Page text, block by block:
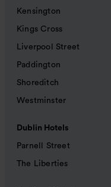
Kensington
Kings Cross
Liverpool Street
Paddington
Shoreditch
Westminster
Dublin Hotels
Parnell Street
The Liberties